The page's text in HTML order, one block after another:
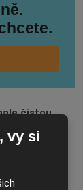
čistou
supervizora,
kvalitu úklidu
vy si